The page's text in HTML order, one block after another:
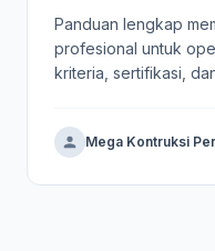
Panduan lengkap
profesional untuk
kriteria, sertifikasi,
Mega Kontruksi